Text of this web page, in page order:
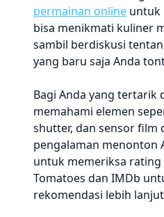
permainan online untuk
bisa menikmati kuliner
sambil berdiskusi
yang baru saja Anda
Bagi Anda yang tertarik
memahami elemen
shutter, dan sensor film
pengalaman menonton
untuk memeriksa
Tomatoes dan IMDb
rekomendasi lebih